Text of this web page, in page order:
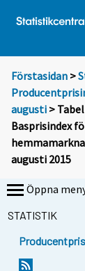
Förstasidan >
augusti >
Basprisindex
augusti 2015
Öppna
STATISTIK